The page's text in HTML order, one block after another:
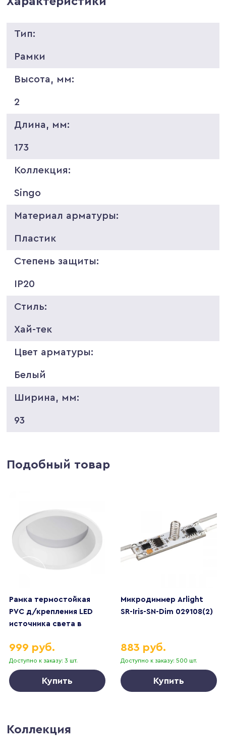
Тип:
Рамки
Высота, мм:
2
Длина, мм:
173
Коллекция:
Singo
Материал арматуры:
Пластик
Степень защиты:
IP20
Стиль:
Хай-тек
Цвет арматуры:
Белый
Ширина, мм:
93
Подобный товар
Рамка термостойкая
PVC д/крепления LED
источника света в
Piano Lightstar 012906
Доступно к заказу: 3 шт.
999 руб.
Купить
Микродиммер Arlight
SR-Iris-SN-Dim 029108(2)
Доступно к заказу: 500 шт.
883 руб.
Купить
Коллекция